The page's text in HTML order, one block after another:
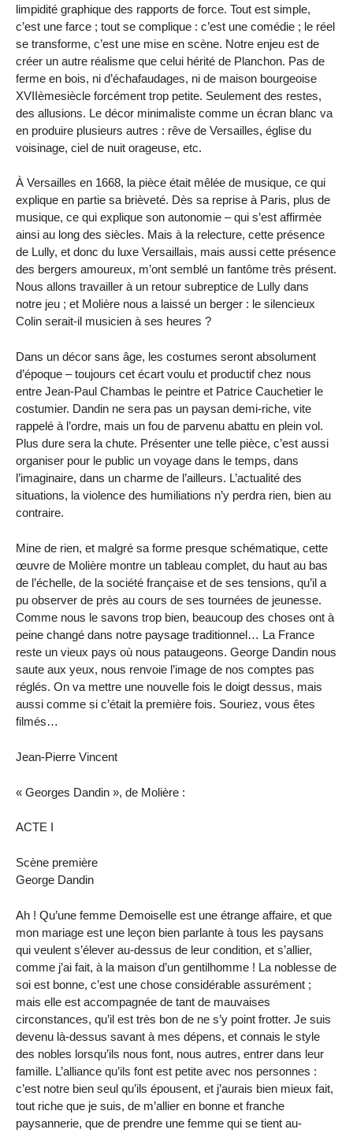
limpidité graphique des rapports de force. Tout est simple,
c’est une farce ; tout se complique : c’est une comédie ; le réel
se transforme, c’est une mise en scène. Notre enjeu est de
créer un autre réalisme que celui hérité de Planchon. Pas de
ferme en bois, ni d’échafaudages, ni de maison bourgeoise
XVIIèmesiècle forcément trop petite. Seulement des restes,
des allusions. Le décor minimaliste comme un écran blanc va
en produire plusieurs autres : rêve de Versailles, église du
voisinage, ciel de nuit orageuse, etc.
À Versailles en 1668, la pièce était mêlée de musique, ce qui
explique en partie sa brièveté. Dès sa reprise à Paris, plus de
musique, ce qui explique son autonomie – qui s’est affirmée
ainsi au long des siècles. Mais à la relecture, cette présence
de Lully, et donc du luxe Versaillais, mais aussi cette présence
des bergers amoureux, m’ont semblé un fantôme très présent.
Nous allons travailler à un retour subreptice de Lully dans
notre jeu ; et Molière nous a laissé un berger : le silencieux
Colin serait-il musicien à ses heures ?
Dans un décor sans âge, les costumes seront absolument
d’époque – toujours cet écart voulu et productif chez nous
entre Jean-Paul Chambas le peintre et Patrice Cauchetier le
costumier. Dandin ne sera pas un paysan demi-riche, vite
rappelé à l’ordre, mais un fou de parvenu abattu en plein vol.
Plus dure sera la chute. Présenter une telle pièce, c’est aussi
organiser pour le public un voyage dans le temps, dans
l’imaginaire, dans un charme de l’ailleurs. L’actualité des
situations, la violence des humiliations n’y perdra rien, bien au
contraire.
Mine de rien, et malgré sa forme presque schématique, cette
œuvre de Molière montre un tableau complet, du haut au bas
de l’échelle, de la société française et de ses tensions, qu’il a
pu observer de près au cours de ses tournées de jeunesse.
Comme nous le savons trop bien, beaucoup des choses ont à
peine changé dans notre paysage traditionnel… La France
reste un vieux pays où nous pataugeons. George Dandin nous
saute aux yeux, nous renvoie l’image de nos comptes pas
réglés. On va mettre une nouvelle fois le doigt dessus, mais
aussi comme si c’était la première fois. Souriez, vous êtes
filmés…
Jean-Pierre Vincent
« Georges Dandin », de Molière :
ACTE I
Scène première
George Dandin
Ah ! Qu’une femme Demoiselle est une étrange affaire, et que
mon mariage est une leçon bien parlante à tous les paysans
qui veulent s’élever au-dessus de leur condition, et s’allier,
comme j’ai fait, à la maison d’un gentilhomme ! La noblesse de
soi est bonne, c’est une chose considérable assurément ;
mais elle est accompagnée de tant de mauvaises
circonstances, qu’il est très bon de ne s’y point frotter. Je suis
devenu là-dessus savant à mes dépens, et connais le style
des nobles lorsqu’ils nous font, nous autres, entrer dans leur
famille. L’alliance qu’ils font est petite avec nos personnes :
c’est notre bien seul qu’ils épousent, et j’aurais bien mieux fait,
tout riche que je suis, de m’allier en bonne et franche
paysannerie, que de prendre une femme qui se tient au-